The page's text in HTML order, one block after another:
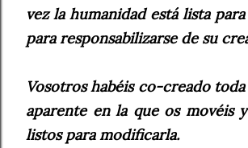
vez la humanidad está lista
para responsabilizarse de su
Vosotros habéis co-creado
aparente en la que os movéis
listos para modificarla.